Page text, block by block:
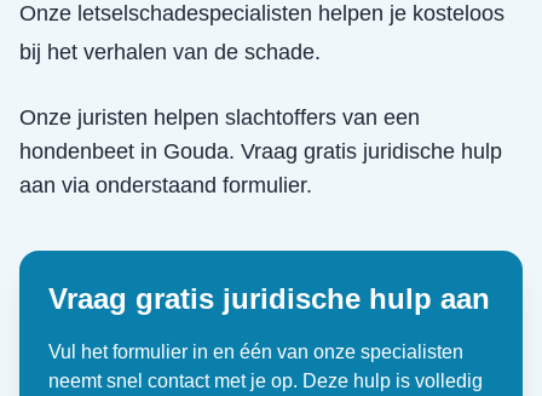
Onze letselschadespecialisten helpen je kosteloos
bij het verhalen van de schade.
Onze juristen helpen slachtoffers van een
hondenbeet in Gouda. Vraag gratis juridische hulp
aan via onderstaand formulier.
Vraag gratis juridische hulp aan
Vul het formulier in en één van onze specialisten
neemt snel contact met je op. Deze hulp is volledig